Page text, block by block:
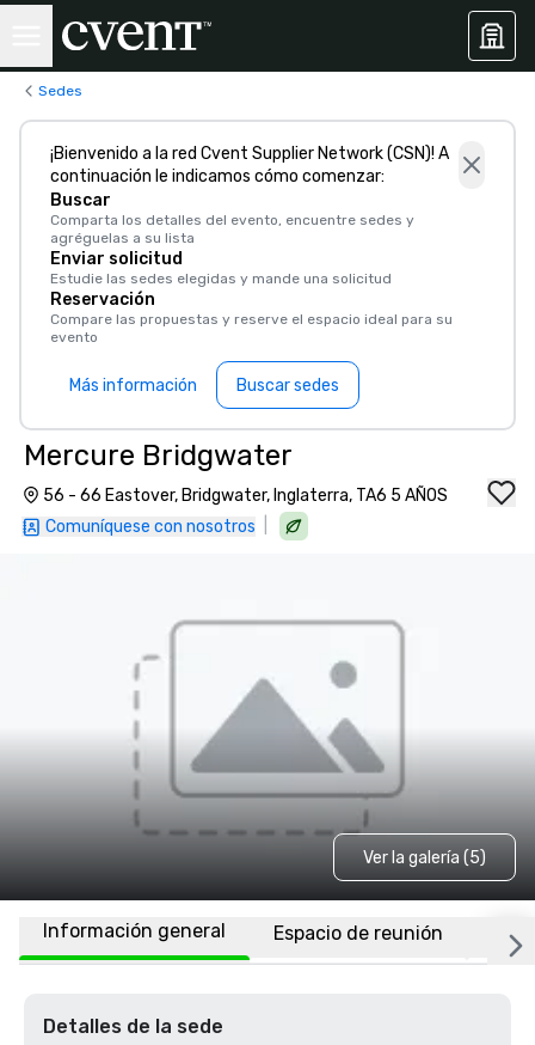
Sedes
¡Bienvenido a la red Cvent Supplier Network (CSN)! A
continuación le indicamos cómo comenzar:
Buscar
Comparta los detalles del evento, encuentre sedes y
agréguelas a su lista
Enviar solicitud
Estudie las sedes elegidas y mande una solicitud
Reservación
Compare las propuestas y reserve el espacio ideal para su
evento
Más información Buscar sedes
Mercure Bridgwater
56 - 66 Eastover, Bridgwater, Inglaterra, TA6 5 AÑOS
Comuníquese con nosotros
Ver la galería (5)
Información general Espacio de reunión
Detalles de la sede